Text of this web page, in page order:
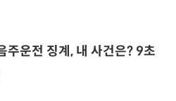
주운전 징계, 내 사건은? 9초